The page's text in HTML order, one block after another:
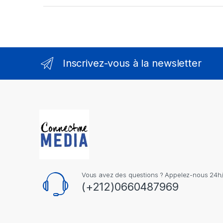
Inscrivez-vous à la newsletter
Vous avez des questions ? Appelez-nous
(+212)0660487969